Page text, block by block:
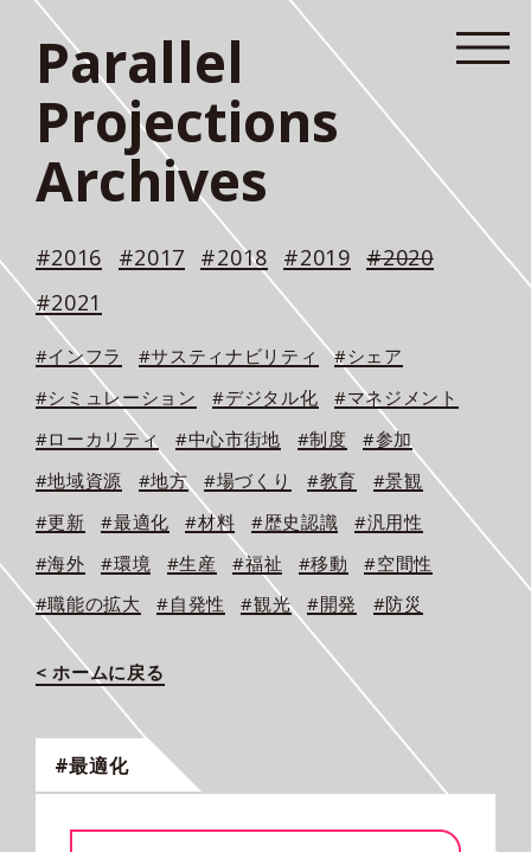
Parallel
Projections
Archives
#2016 #2017 #2018 #2019 #2020
#2021
#インフラ #サスティナビリティ
#シェア
#シミュレーション
#デジタル化
#マネジメント
#ローカリティ
#中心市街地 #制度
#参加
#地域資源
#地方 #場づくり #教育
#景観
#更新
#最適化 #材料 #歴史認識
#汎用性
#海外
#環境 #生産 #福祉 #移動
#空間性
#職能の拡大
#自発性 #観光 #開発 #防災
< ホームに戻る
#最適化